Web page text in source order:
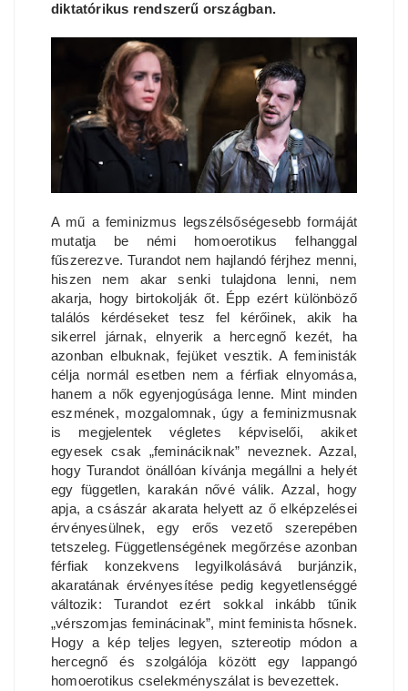
diktatórikus rendszerű országban.
A mű a feminizmus legszélsőségesebb formáját
mutatja be némi homoerotikus felhanggal
fűszerezve. Turandot nem hajlandó férjhez menni,
hiszen nem akar senki tulajdona lenni, nem
akarja, hogy birtokolják őt. Épp ezért különböző
találós kérdéseket tesz fel kérőinek, akik ha
sikerrel járnak, elnyerik a hercegnő kezét, ha
azonban elbuknak, fejüket vesztik. A feministák
célja normál esetben nem a férfiak elnyomása,
hanem a nők egyenjogúsága lenne. Mint minden
eszmének, mozgalomnak, úgy a feminizmusnak
is megjelentek végletes képviselői, akiket
egyesek csak „femináciknak” neveznek. Azzal,
hogy Turandot önállóan kívánja megállni a helyét
egy független, karakán nővé válik. Azzal, hogy
apja, a császár akarata helyett az ő elképzelései
érvényesülnek, egy erős vezető szerepében
tetszeleg. Függetlenségének megőrzése azonban
férfiak konzekvens legyilkolásává burjánzik,
akaratának érvényesítése pedig kegyetlenséggé
változik: Turandot ezért sokkal inkább tűnik
„vérszomjas feminácinak”, mint feminista hősnek.
Hogy a kép teljes legyen, sztereotip módon a
hercegnő és szolgálója között egy lappangó
homoerotikus cselekményszálat is bevezettek.